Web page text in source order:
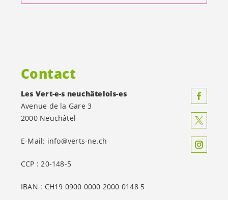
Contact
Les Vert-e-s neuchâtelois-es
Avenue de la Gare 3
2000 Neuchâtel
E-Mail: info@verts-ne.ch
CCP : 20-148-5
IBAN : CH19 0900 0000 2000 0148 5